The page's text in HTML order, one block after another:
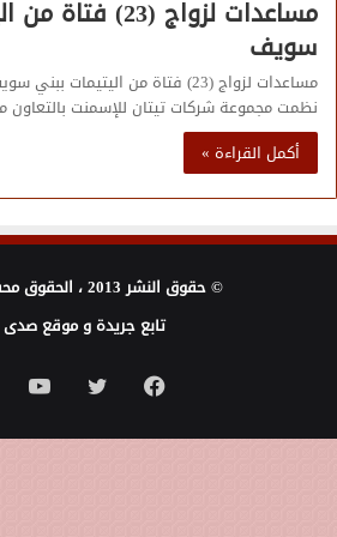
مساعدات لزواج (23)
سويف
مساعدات لزواج (23) فتاة من
نظمت مجموعة شركات تيتان للإسمنت
أكمل القراءة »
© حقوق النشر 2013 ، الحقوق محفوظة |
تابع جريدة و موقع
فيسبوك تويتر